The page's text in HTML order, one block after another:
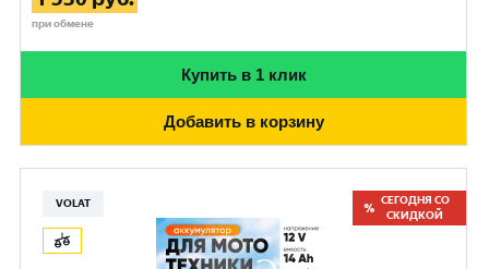
при обмене
Купить в 1 клик
Добавить в корзину
VOLAT
СЕГОДНЯ СО
СКИДКОЙ